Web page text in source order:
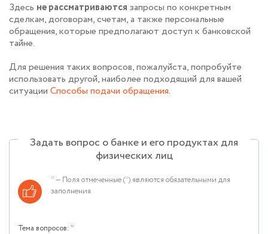
Здесь не рассматриваются запросы по конкретным
сделкам, договорам, счетам, а также персональные
обращения, которые предполагают доступ к банковской
тайне.
Для решения таких вопросов, пожалуйста, попробуйте
использовать другой, наиболее подходящий для вашей
ситуации Способы подачи обращения.
Задать вопрос о банке и его продуктах для
физических лиц
* — Поля отмеченные (*) являются обязательными для
заполнения.
Тема вопросов: